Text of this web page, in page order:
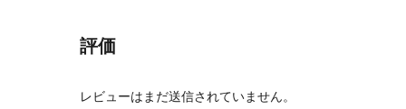
評価
レビューはまだ送信されていません。